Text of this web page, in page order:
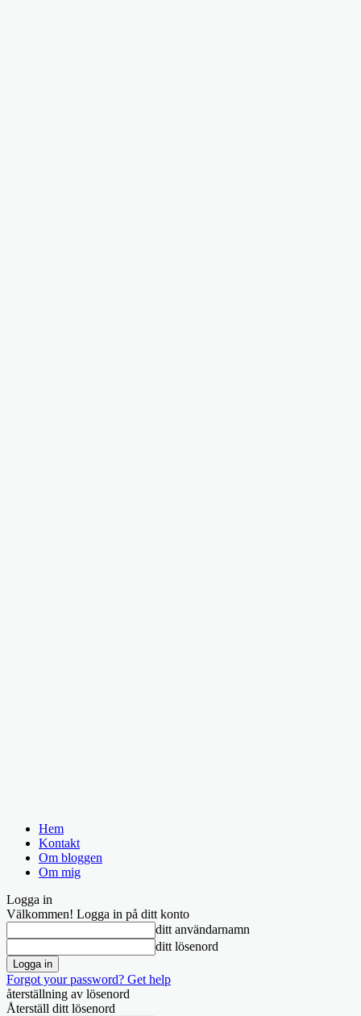
Hem
Kontakt
Om bloggen
Om mig
Logga in
Välkommen! Logga in på ditt konto
ditt användarnamn
ditt lösenord
Forgot your password? Get help
återställning av lösenord
Återställ ditt lösenord